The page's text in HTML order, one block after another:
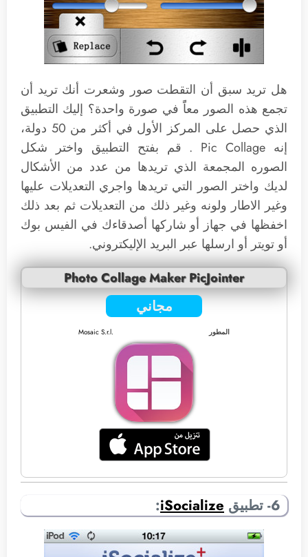
هل تريد سبق أن التقطت صور وشعرت أنك تريد أن
تجمع هذه الصور معاًً في صورة واحدة؟ إليك التطبيق
الذي حصل على المركز الأول في أكثر من 50 دولة،
إنه Pic Collage . قم بفتح التطبيق واختر شكل
الصوره المجمعة الذي تريدها من عدد من الأشكال
لديك واختر الصور التي تريدها واجري التعديلات عليها
وغير الاطار ولونه وغير ذلك من التعديلات ثم بعد ذلك
اخفظها في جهاز أو شاركها أصدقاءك في الفيس بوك
أو تويتر أو ارسلها عبر البريد الإليكتروني.
Photo Collage Maker PicJointer
مجاني
المطور Mosaic S.r.l.
6- تطبيق iSocialize
: